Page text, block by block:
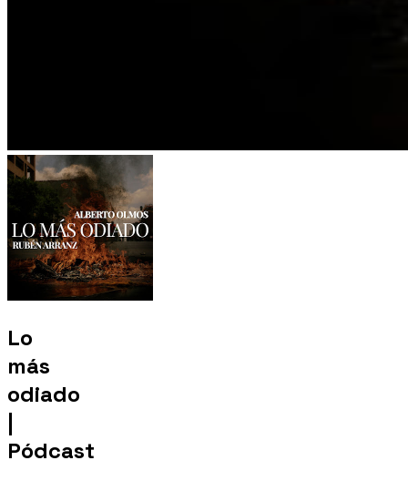
Lo
más
odiado
|
Pódcast